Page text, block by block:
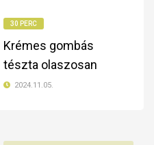
30 PERC
Krémes gombás
tészta olaszosan
2024.11.05.